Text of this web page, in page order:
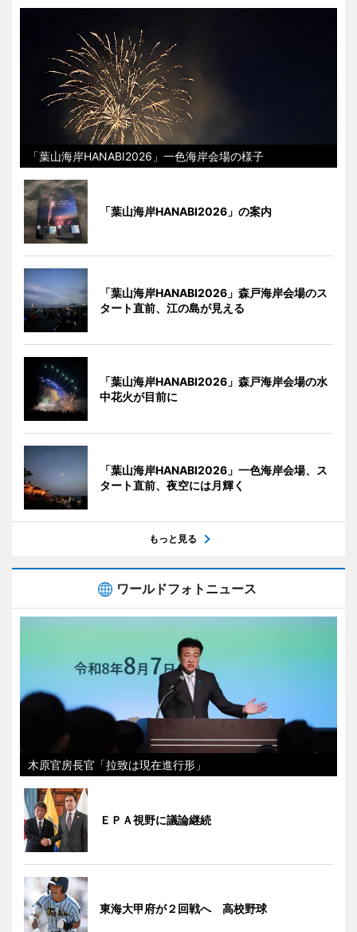
「葉山海岸HANABI2026」一色海岸会場の様子
「葉山海岸HANABI2026」の案内
「葉山海岸HANABI2026」森戸海岸会場のス
タート直前、江の島が見える
「葉山海岸HANABI2026」森戸海岸会場の水
中花火が目前に
「葉山海岸HANABI2026」一色海岸会場、ス
タート直前、夜空には月輝く
もっと見る
ワールドフォトニュース
木原官房長官「拉致は現在進行形」
ＥＰＡ視野に議論継続
東海大甲府が２回戦へ 高校野球